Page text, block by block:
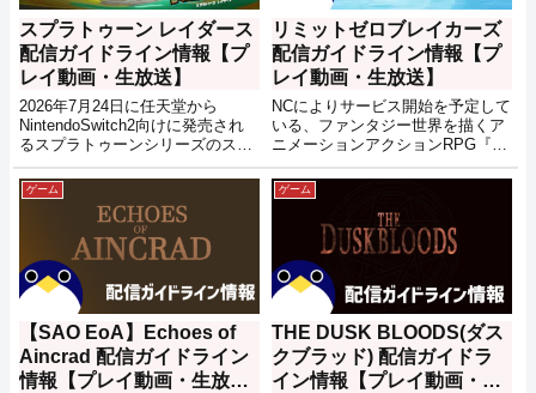
スプラトゥーン レイダース
配信ガイドライン情報【プ
レイ動画・生放送】
2026年7月24日に任天堂から
NintendoSwitch2向けに発売され
るスプラトゥーンシリーズのスピ
ンオフ作品『スプラトゥーン レイ
ダース』の配信ガイドライン情報
です。
リミットゼロブレイカーズ
配信ガイドライン情報【プ
レイ動画・生放送】
NCによりサービス開始を予定して
いる、ファンタジー世界を描くア
ニメーションアクションRPG『リ
ミットゼロブレイカーズ』の配信
ガイドライン情報です。
ゲーム
【SAO EoA】Echoes of
Aincrad 配信ガイドライン
情報【プレイ動画・生放
ゲーム
THE DUSK BLOODS(ダス
クブラッド) 配信ガイドラ
イン情報【プレイ動画・生